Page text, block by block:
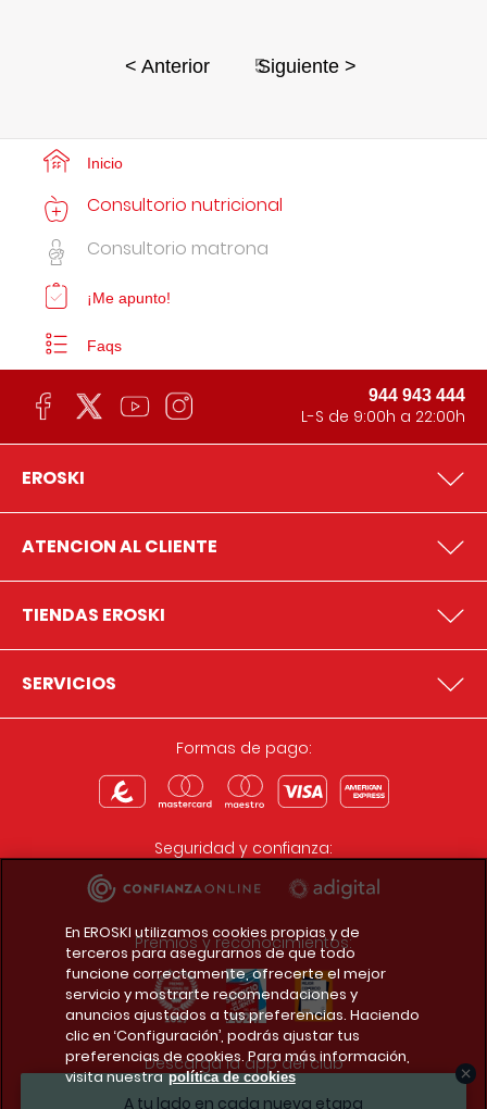
< Anterior 5
Siguiente >
A tu lado en cada nueva etapa
Inicio
Consultorio nutricional
Consultorio matrona
¡Me apunto!
Faqs
944 943 444
L-S de 9:00h a 22:00h
EROSKI
ATENCION AL CLIENTE
TIENDAS EROSKI
SERVICIOS
Formas de pago:
Seguridad y confianza:
Premios y reconocimientos:
Descarga la app del club
En EROSKI utilizamos cookies propias y de
terceros para asegurarnos de que todo
funcione correctamente, ofrecerte el mejor
servicio y mostrarte recomendaciones y
anuncios ajustados a tus preferencias. Haciendo
clic en ‘Configuración’, podrás ajustar tus
preferencias de cookies. Para más información,
visita nuestra política de cookies